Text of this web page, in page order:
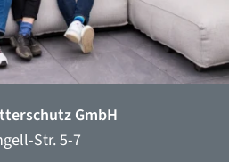
GmbH
Str. 5-7